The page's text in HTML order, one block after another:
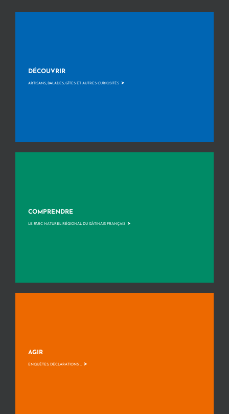
DÉCOUVRIR
ARTISANS, BALADES, GÎTES ET AUTRES CURIOSITÉS >
COMPRENDRE
LE PARC NATUREL RÉGIONAL DU GÂTINAIS FRANÇAIS >
AGIR
ENQUÊTES, DÉCLARATIONS, ... >